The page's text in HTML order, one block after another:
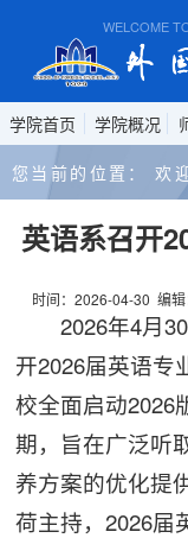
WELCOME
学院首页 学院概况
您当前的位置： 欢
英语系召开
时间：2026-04-30 编
2026年4月
开2026届英语专
校全面启动2026
期，旨在广泛听
养方案的优化提
荷主持，2026届